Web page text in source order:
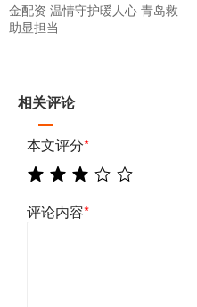
金配资 温情守护暖人心 青岛救
助显担当
相关评论
本文评分*
评论内容*